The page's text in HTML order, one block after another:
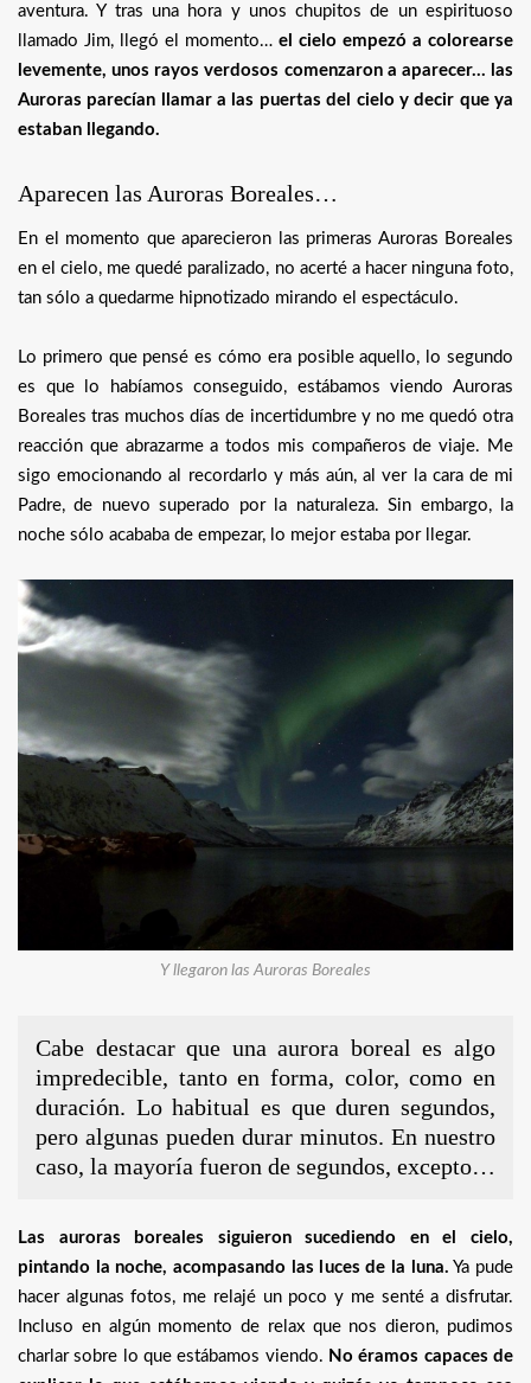
aventura. Y tras una hora y unos chupitos de un espirituoso
llamado Jim, llegó el momento… el cielo empezó a colorearse
levemente, unos rayos verdosos comenzaron a aparecer… las
Auroras parecían llamar a las puertas del cielo y decir que ya
estaban llegando.
Aparecen las Auroras Boreales…
En el momento que aparecieron las primeras Auroras Boreales
en el cielo, me quedé paralizado, no acerté a hacer ninguna foto,
tan sólo a quedarme hipnotizado mirando el espectáculo.
Lo primero que pensé es cómo era posible aquello, lo segundo
es que lo habíamos conseguido, estábamos viendo Auroras
Boreales tras muchos días de incertidumbre y no me quedó otra
reacción que abrazarme a todos mis compañeros de viaje. Me
sigo emocionando al recordarlo y más aún, al ver la cara de mi
Padre, de nuevo superado por la naturaleza. Sin embargo, la
noche sólo acababa de empezar, lo mejor estaba por llegar.
Y llegaron las Auroras Boreales
Cabe destacar que una aurora boreal es algo
impredecible, tanto en forma, color, como en
duración. Lo habitual es que duren segundos,
pero algunas pueden durar minutos. En nuestro
caso, la mayoría fueron de segundos, excepto…
Las auroras boreales siguieron sucediendo en el cielo,
pintando la noche, acompasando las luces de la luna. Ya pude
hacer algunas fotos, me relajé un poco y me senté a disfrutar.
Incluso en algún momento de relax que nos dieron, pudimos
charlar sobre lo que estábamos viendo. No éramos capaces de